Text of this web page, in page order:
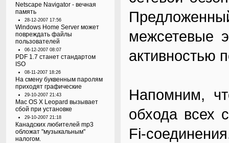
Netscape Navigator - вечная
память
28-12-2007 17:56
Windows Home Server может
повреждать файлы
пользователей
06-12-2007 08:07
PDF 1.7 станет стандартом
ISO
08-11-2007 18:26
На смену буквенным паролям
приходят графические
29-10-2007 21:43
Mac OS X Leopard вызывает
сбой при установке
29-10-2007 21:18
Канадских любителей mp3
обложат "музыкальным"
налогом.
межсетевые
активностью
Напомним,
обхода всех
Fi-